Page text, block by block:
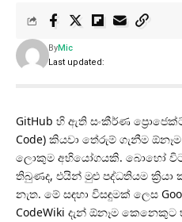
Last updated:
ByMic
​GitHub හි ඇති සංකීර්ණ
Code) කියවා තේරුම් ගැනීම
ලොකුම අභියෝගයකි. බොහෝ විට
තිබුණද, එයින් මුළු පද්ධතියම ක්‍රියා
නැත. මේ සඳහා විසඳුමක් ලෙස
CodeWiki දැන් ඕනෑම කෙනෙකුට